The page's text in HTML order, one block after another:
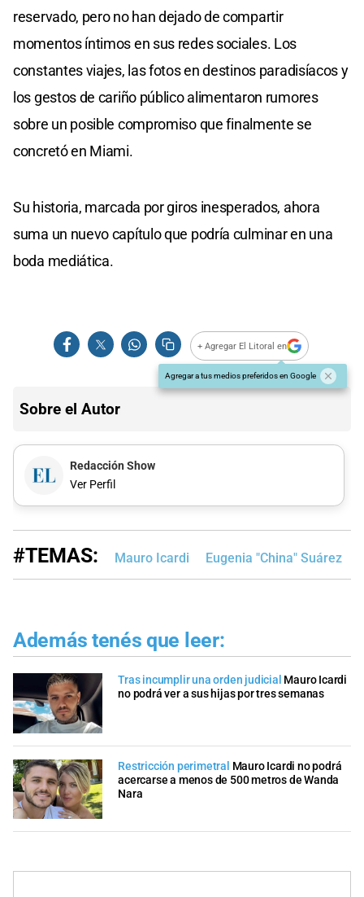
reservado, pero no han dejado de compartir
momentos íntimos en sus redes sociales. Los
constantes viajes, las fotos en destinos paradisíacos y
los gestos de cariño público alimentaron rumores
sobre un posible compromiso que finalmente se
concretó en Miami.
Su historia, marcada por giros inesperados, ahora
suma un nuevo capítulo que podría culminar en una
boda mediática.
+ Agregar El Litoral en
Agregar a tus medios preferidos en Google
Sobre el Autor
Redacción Show
Ver Perfil
#TEMAS: Mauro Icardi Eugenia "China" Suárez
Además tenés que leer:
Tras incumplir una orden judicial Mauro Icardi
no podrá ver a sus hijas por tres semanas
Restricción perimetral Mauro Icardi no podrá
acercarse a menos de 500 metros de Wanda
Nara